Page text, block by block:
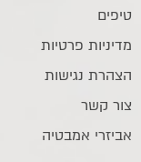
טיפים
מדיניות פרטיות
הצהרת נגישות
צור קשר
אביזרי אמבטיה